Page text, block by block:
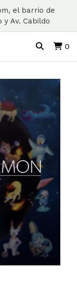
el barrio de
Av. Cabildo
0